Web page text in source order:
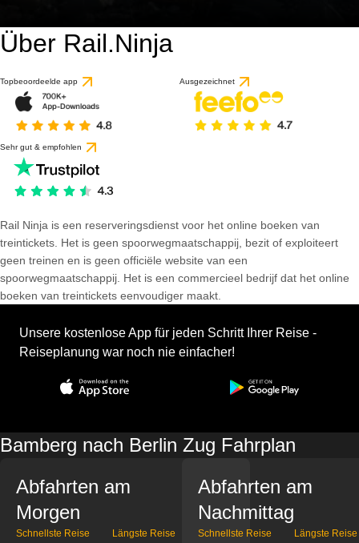
Über Rail.Ninja
Topbeoordeelde app Ausgezeichnet
Sehr gut & empfohlen
Rail Ninja is een reserveringsdienst voor het online boeken van
treintickets. Het is geen spoorwegmaatschappij, bezit of exploiteert
geen treinen en is geen officiële website van een
spoorwegmaatschappij. Het is een commercieel bedrijf dat het online
boeken van treintickets eenvoudiger maakt.
Unsere kostenlose App für jeden Schritt Ihrer Reise -
Reiseplanung war noch nie einfacher!
Bamberg nach Berlin Zug Fahrplan
Abfahrten am
Morgen
Schnellste Reise Längste Reise
Abfahrten am
Nachmittag
Schnellste Reise Längste Reise